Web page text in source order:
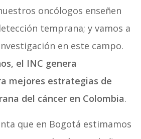
oncólogos enseñen
temprana; y vamos a
en este campo.
el INC genera
mejores estrategias de
del cáncer en Colombia.
que en Bogotá estimamos